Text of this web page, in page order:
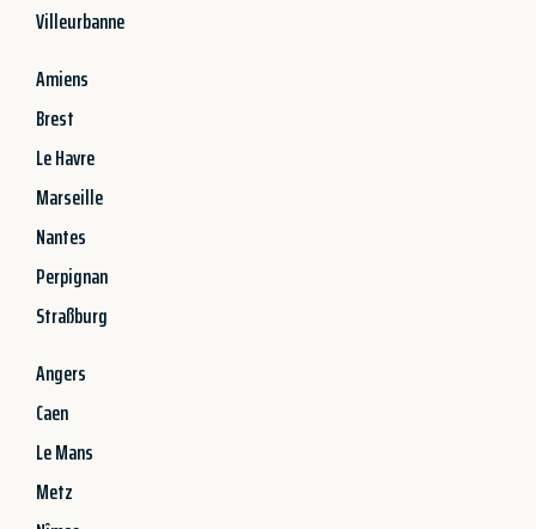
Villeurbanne
Amiens
Brest
Le Havre
Marseille
Nantes
Perpignan
Straßburg
Angers
Caen
Le Mans
Metz